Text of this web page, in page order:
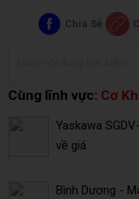
Chia Sẻ
Cùng lĩnh vực: Cơ
Yaskawa
về giá
Bình Dương -